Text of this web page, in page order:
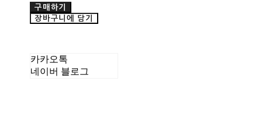
구매하기
장바구니에 담기
카카오톡
네이버 블로그